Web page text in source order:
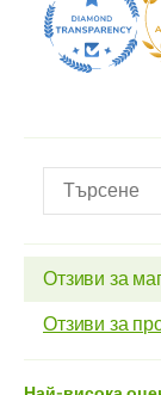
Отзиви за
Отзиви за